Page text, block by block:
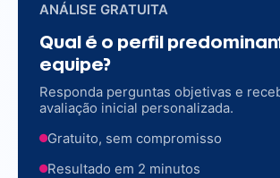
ANÁLISE GRATUITA
Qual é o perfil
equipe?
Responda perguntas objetivas e
avaliação inicial personalizada.
Gratuito, sem compromisso
Resultado em 2 minutos